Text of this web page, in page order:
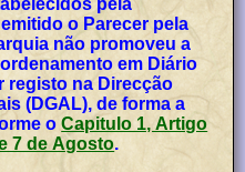
o Parecer pela
não promoveu a
em Diário
registo na Direcção
(DGAL), de forma a
oCapitulo 1, Artigo
7 de Agosto.